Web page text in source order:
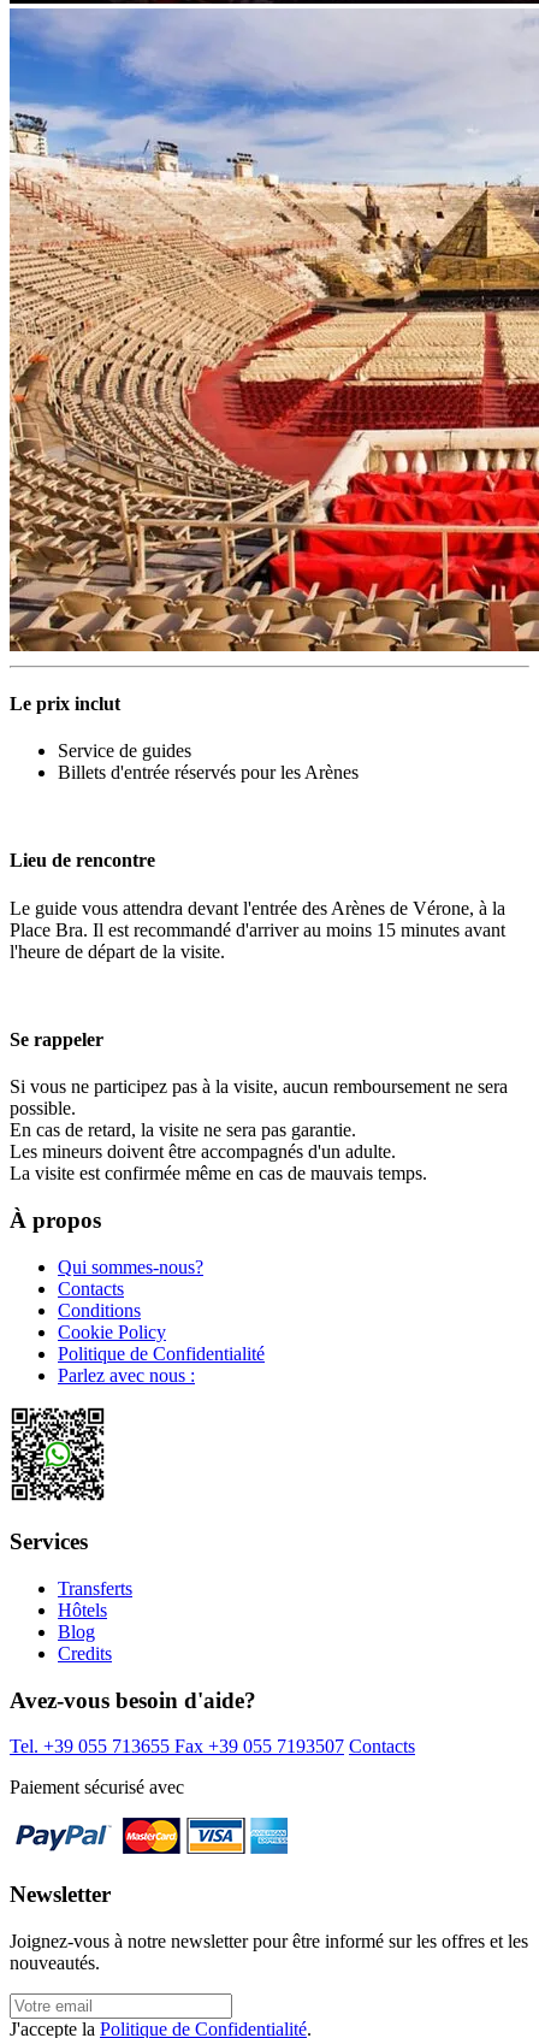
Le prix inclut
Service de guides
Billets d'entrée réservés pour les Arènes
Lieu de rencontre
Le guide vous attendra devant l'entrée des Arènes de Vérone, à la
Place Bra. Il est recommandé d'arriver au moins 15 minutes avant
l'heure de départ de la visite.
Se rappeler
Si vous ne participez pas à la visite, aucun remboursement ne sera
possible.
En cas de retard, la visite ne sera pas garantie.
Les mineurs doivent être accompagnés d'un adulte.
La visite est confirmée même en cas de mauvais temps.
À propos
Qui sommes-nous?
Contacts
Conditions
Cookie Policy
Politique de Confidentialité
Parlez avec nous :
Services
Transferts
Hôtels
Blog
Credits
Avez-vous besoin d'aide?
Tel. +39 055 713655 Fax +39 055 7193507 Contacts
Paiement sécurisé avec
Newsletter
Joignez-vous à notre newsletter pour être informé sur les offres et les
nouveautés.
J'accepte la Politique de Confidentialité.